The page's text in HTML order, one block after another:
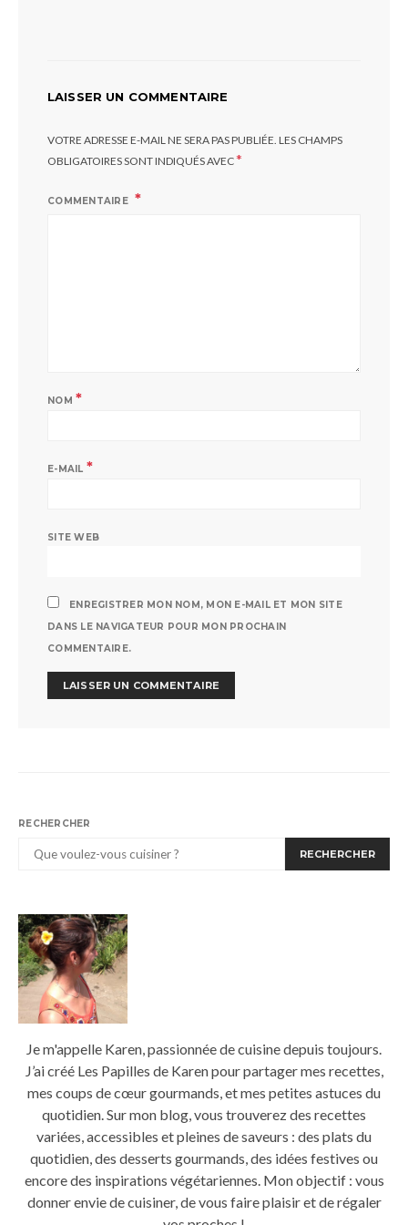
LAISSER UN COMMENTAIRE
VOTRE ADRESSE E-MAIL NE SERA PAS PUBLIÉE. LES CHAMPS
OBLIGATOIRES SONT INDIQUÉS AVEC*
COMMENTAIRE
NOM *
E-MAIL *
SITE WEB
ENREGISTRER MON NOM, MON E-MAIL ET MON SITE
DANS LE NAVIGATEUR POUR MON PROCHAIN
COMMENTAIRE.
RECHERCHER
RECHERCHER
Je m'appelle Karen, passionnée de cuisine depuis toujours.
J’ai créé Les Papilles de Karen pour partager mes recettes,
mes coups de cœur gourmands, et mes petites astuces du
quotidien. Sur mon blog, vous trouverez des recettes
variées, accessibles et pleines de saveurs : des plats du
quotidien, des desserts gourmands, des idées festives ou
encore des inspirations végétariennes. Mon objectif : vous
donner envie de cuisiner, de vous faire plaisir et de régaler